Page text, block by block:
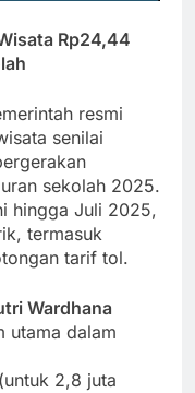
Rp24,44
resmi
senilai
sekolah 2025.
hingga Juli 2025,
termasuk
tarif tol.
Wardhana
utama dalam
(untuk 2,8 juta